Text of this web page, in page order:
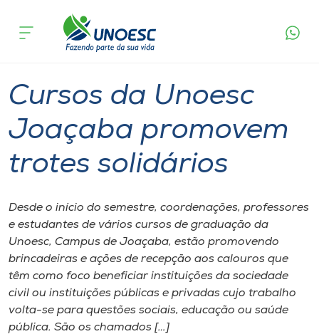
Cursos
Pesquisa
Atendimento ao Estudante
Portal de Ensino
A
Internacionalização
acontece
Cursos da Unoesc
Joaçaba promovem
trotes solidários
Desde o início do semestre, coordenações, professores
e estudantes de vários cursos de graduação da
Unoesc, Campus de Joaçaba, estão promovendo
brincadeiras e ações de recepção aos calouros que
têm como foco beneficiar instituições da sociedade
civil ou instituições públicas e privadas cujo trabalho
volta-se para questões sociais, educação ou saúde
pública. São os chamados […]